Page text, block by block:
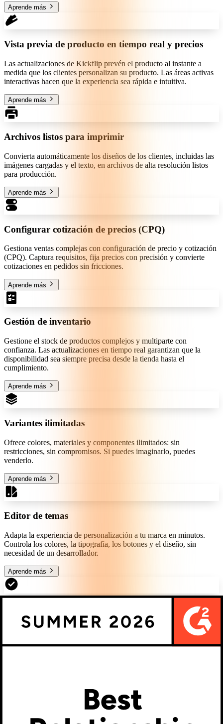
Aprende más
Vista previa de producto en tiempo real y precios
Las actualizaciones de Kickflip prevén el producto al instante a
medida que los clientes personalizan su producto. Las áreas activas
interactivas hacen que la experiencia sea rápida e intuitiva.
Aprende más
Archivos listos para imprimir
Convierta automáticamente los diseños de los clientes, incluidas las
imágenes cargadas y el texto, en archivos de alta resolución listos
para producción.
Aprende más
Configurar cotización de precios (CPQ)
Gestiona ventas complejas con configuración de precio y cotización
(CPQ). Captura requisitos, fija precios con precisión y convierte
cotizaciones en pedidos sin fricciones.
Aprende más
Gestión de inventario
Gestione el stock de productos complejos y multiparte con
confianza. Las actualizaciones en tiempo real garantizan que la
disponibilidad sea siempre precisa desde la tienda hasta el
cumplimiento.
Aprende más
Variantes ilimitadas
Ofrece colores, materiales y componentes ilimitados: sin
restricciones, sin compromisos. Si puedes imaginarlo, puedes
venderlo.
Aprende más
Editor de temas
Adapta la experiencia de personalización a tu marca en minutos.
Controla los colores, la tipografía, los botones y el diseño, sin
necesidad de un desarrollador.
Aprende más
Todos los tipos de entrada que necesitas, desde menús desplegables
hasta cargas de imágenes. Haz la personalización intuitiva con texto,
fuentes, miniaturas y bibliotecas de imágenes.
Bloquee combinaciones no válidas y evite errores de producción.